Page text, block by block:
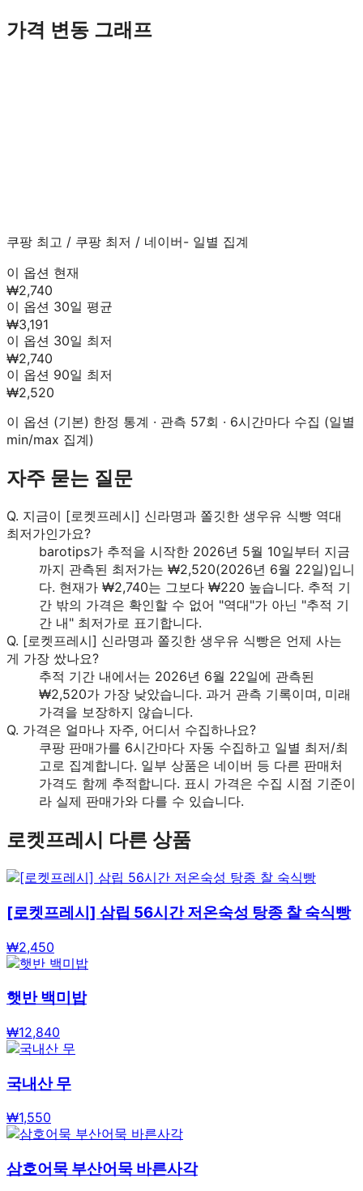
가격 변동 그래프
쿠팡 최고 / 쿠팡 최저 / 네이버- 일별 집계
이 옵션 현재
₩2,740
이 옵션 30일 평균
₩3,191
이 옵션 30일 최저
₩2,740
이 옵션 90일 최저
₩2,520
이 옵션 (기본) 한정 통계 · 관측 57회 · 6시간마다 수집 (일별
min/max 집계)
자주 묻는 질문
Q. 지금이 [로켓프레시] 신라명과 쫄깃한 생우유 식빵 역대
최저가인가요?
barotips가 추적을 시작한 2026년 5월 10일부터 지금
까지 관측된 최저가는 ₩2,520(2026년 6월 22일)입니
다. 현재가 ₩2,740는 그보다 ₩220 높습니다. 추적 기
간 밖의 가격은 확인할 수 없어 "역대"가 아닌 "추적 기
간 내" 최저가로 표기합니다.
Q. [로켓프레시] 신라명과 쫄깃한 생우유 식빵은 언제 사는
게 가장 쌌나요?
추적 기간 내에서는 2026년 6월 22일에 관측된
₩2,520가 가장 낮았습니다. 과거 관측 기록이며, 미래
가격을 보장하지 않습니다.
Q. 가격은 얼마나 자주, 어디서 수집하나요?
쿠팡 판매가를 6시간마다 자동 수집하고 일별 최저/최
고로 집계합니다. 일부 상품은 네이버 등 다른 판매처
가격도 함께 추적합니다. 표시 가격은 수집 시점 기준이
라 실제 판매가와 다를 수 있습니다.
로켓프레시 다른 상품
[로켓프레시] 삼립 56시간 저온숙성 탕종 찰 숙식빵
₩2,450
햇반 백미밥
₩12,840
국내산 무
₩1,550
삼호어묵 부산어묵 바른사각